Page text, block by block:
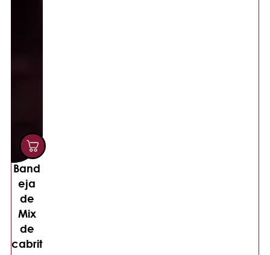
Band
eja
de
Mix
de
cabrit